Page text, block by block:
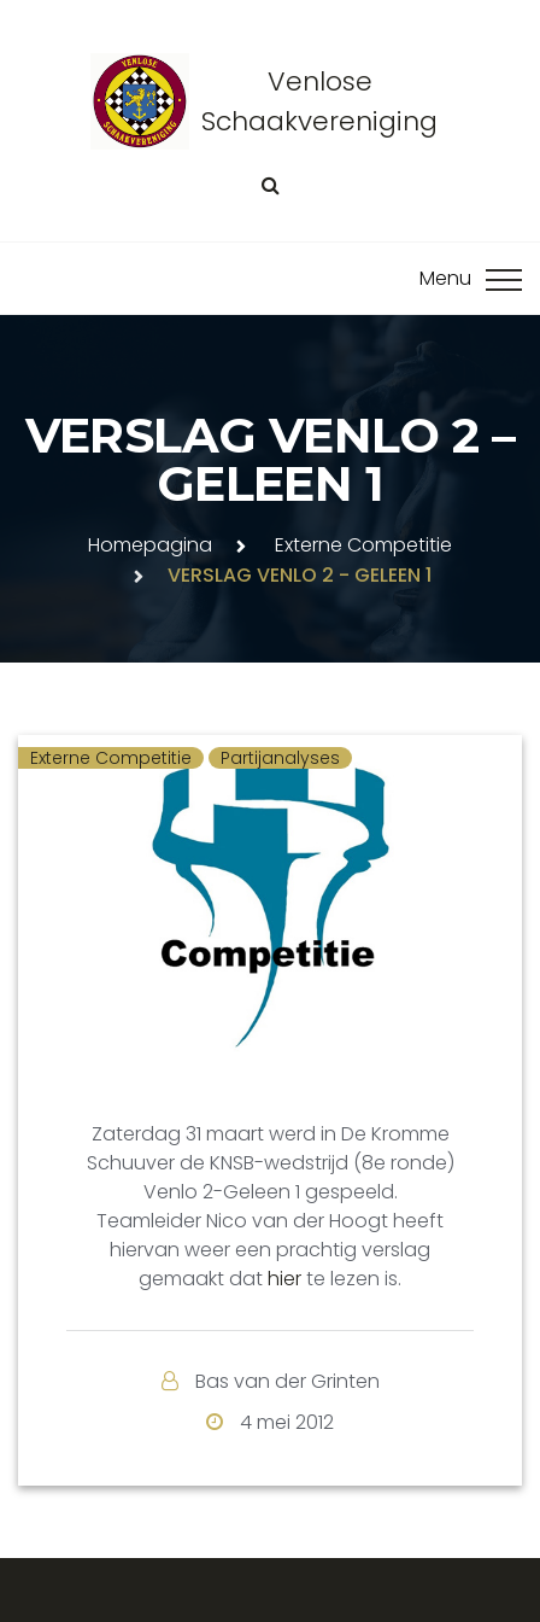
Venlose
Schaakvereniging
VERSLAG VENLO 2 –
GELEEN 1
Homepagina
Externe Competitie
VERSLAG VENLO 2 - GELEEN 1
Externe Competitie Partijanalyses
Zaterdag 31 maart werd in De Kromme
Schuuver de KNSB-wedstrijd (8e ronde)
Venlo 2-Geleen 1 gespeeld.
Teamleider Nico van der Hoogt heeft
hiervan weer een prachtig verslag
gemaakt dathierte lezen is.
Bas van der Grinten
4 mei 2012